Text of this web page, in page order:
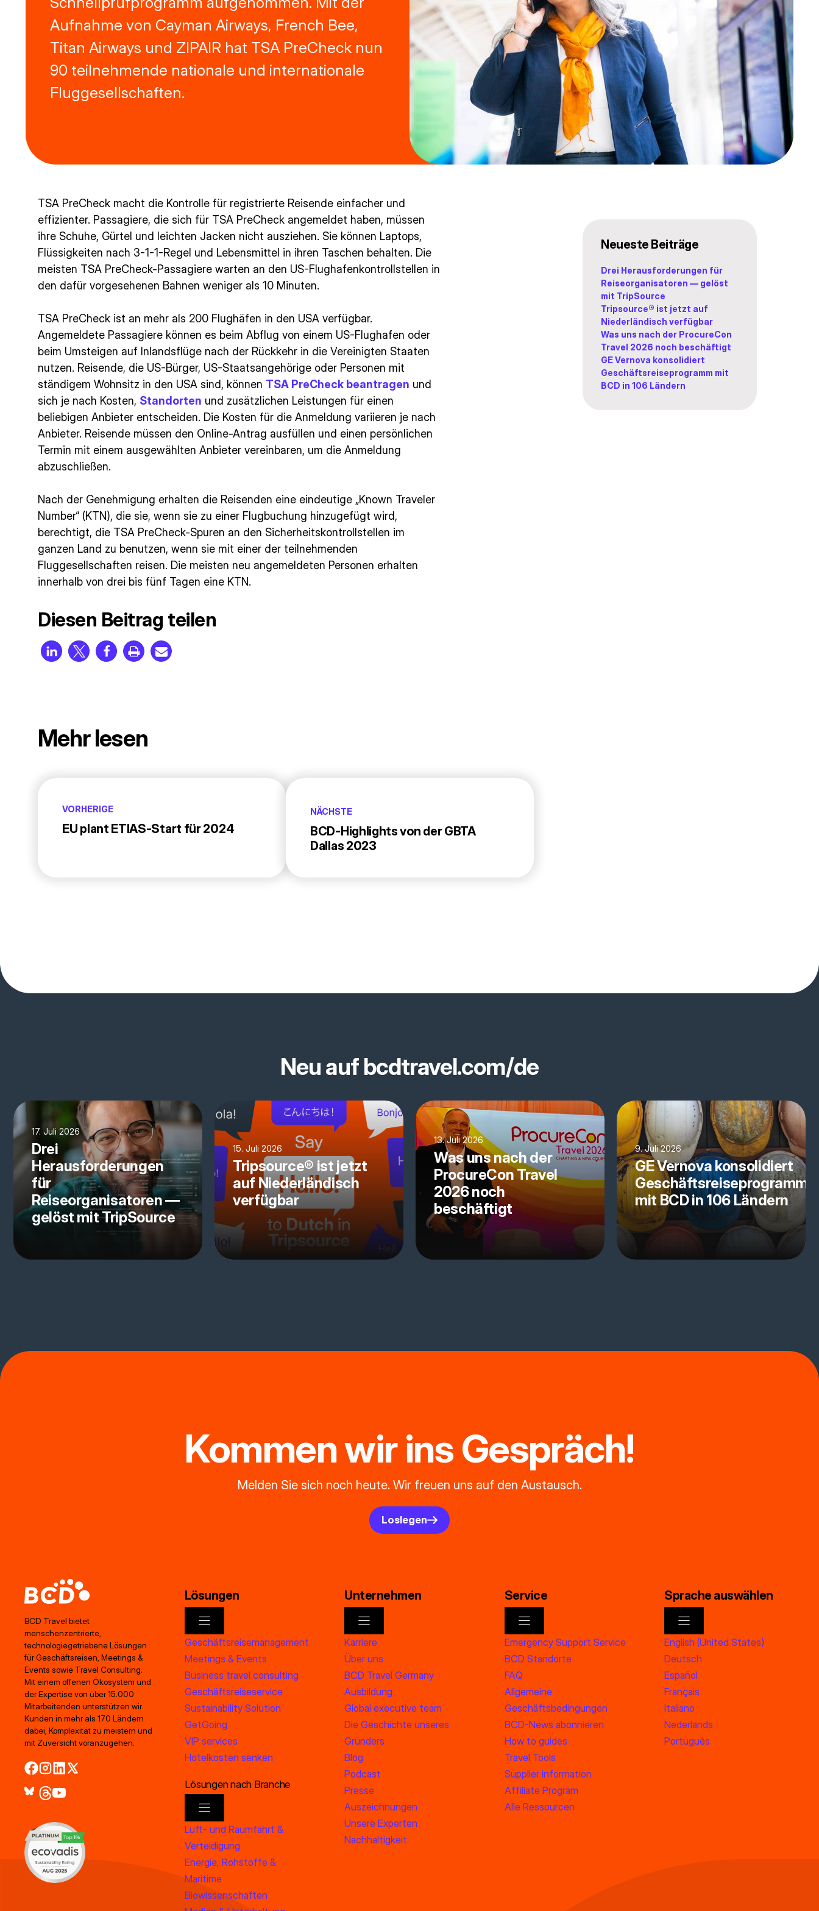
Aufnahme von Cayman Airways, French Bee,
Titan Airways und ZIPAIR hat TSA PreCheck nun
90 teilnehmende nationale und internationale
Fluggesellschaften.
TSA PreCheck macht die Kontrolle für registrierte Reisende einfacher und
effizienter. Passagiere, die sich für TSA PreCheck angemeldet haben, müssen
ihre Schuhe, Gürtel und leichten Jacken nicht ausziehen. Sie können Laptops,
Flüssigkeiten nach 3-1-1-Regel und Lebensmittel in ihren Taschen behalten. Die
meisten TSA PreCheck-Passagiere warten an den US-Flughafenkontrollstellen in
den dafür vorgesehenen Bahnen weniger als 10 Minuten.
TSA PreCheck ist an mehr als 200 Flughäfen in den USA verfügbar.
Angemeldete Passagiere können es beim Abflug von einem US-Flughafen oder
beim Umsteigen auf Inlandsflüge nach der Rückkehr in die Vereinigten Staaten
nutzen. Reisende, die US-Bürger, US-Staatsangehörige oder Personen mit
ständigem Wohnsitz in den USA sind, können TSA PreCheck beantragen und
sich je nach Kosten, Standorten und zusätzlichen Leistungen für einen
beliebigen Anbieter entscheiden. Die Kosten für die Anmeldung variieren je nach
Anbieter. Reisende müssen den Online-Antrag ausfüllen und einen persönlichen
Termin mit einem ausgewählten Anbieter vereinbaren, um die Anmeldung
abzuschließen.
Nach der Genehmigung erhalten die Reisenden eine eindeutige „Known Traveler
Number“ (KTN), die sie, wenn sie zu einer Flugbuchung hinzugefügt wird,
berechtigt, die TSA PreCheck-Spuren an den Sicherheitskontrollstellen im
ganzen Land zu benutzen, wenn sie mit einer der teilnehmenden
Fluggesellschaften reisen. Die meisten neu angemeldeten Personen erhalten
innerhalb von drei bis fünf Tagen eine KTN.
Diesen Beitrag teilen
Mehr lesen
VORHERIGE
EU plant ETIAS-Start für 2024
NÄCHSTE
BCD-Highlights von der GBTA
Dallas 2023
Neueste Beiträge
Drei Herausforderungen für
Reiseorganisatoren — gelöst
mit TripSource
Tripsource® ist jetzt auf
Niederländisch verfügbar
Was uns nach der ProcureCon
Travel 2026 noch beschäftigt
GE Vernova konsolidiert
Geschäftsreiseprogramm mit
BCD in 106 Ländern
Neu auf bcdtravel.com/de
17. Juli 2026
Drei
Herausforderungen
für
Reiseorganisatoren —
gelöst mit TripSource
15. Juli 2026
Tripsource® ist jetzt
auf Niederländisch
verfügbar
13. Juli 2026
Was uns nach der
ProcureCon Travel
2026 noch
beschäftigt
9. Juli 2026
GE Vernova konsolidiert
Geschäftsreiseprogramm
mit BCD in 106 Ländern
Kommen wir ins Gespräch!
Melden Sie sich noch heute. Wir freuen uns auf den Austausch.
Loslegen
BCD Travel bietet
menschenzentrierte,
technologiegetriebene Lösungen
für Geschäftsreisen, Meetings &
Events sowie Travel Consulting.
Mit einem offenen Ökosystem und
der Expertise von über 15.000
Mitarbeitenden unterstützen wir
Kunden in mehr als 170 Ländern
dabei, Komplexität zu meistern und
mit Zuversicht voranzugehen.
Lösungen
Geschäftsreisemanagement
Meetings & Events
Business travel consulting
Geschäftsreiseservice
Sustainability Solution
GetGoing
VIP services
Hotelkosten senken
Lösungen nach Branche
Luft- und Raumfahrt &
Verteidigung
Energie, Rohstoffe &
Maritime
Biowissenschaften
Unternehmen
Karriere
Über uns
BCD Travel Germany
Ausbildung
Global executive team
Die Geschichte unseres
Gründers
Blog
Podcast
Presse
Auszeichnungen
Unsere Experten
Nachhaltigkeit
Service
Emergency Support Service
BCD Standorte
FAQ
Allgemeine
Geschäftsbedingungen
BCD-News abonnieren
How to guides
Travel Tools
Supplier information
Affiliate Program
Alle Ressourcen
Sprache auswählen
English (United States)
Deutsch
Español
Français
Italiano
Nederlands
Português